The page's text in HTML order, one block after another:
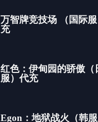
万智牌竞技场 （国际
充
红色：伊甸园的骄傲（
服）代充
Egon：地狱战火（韩